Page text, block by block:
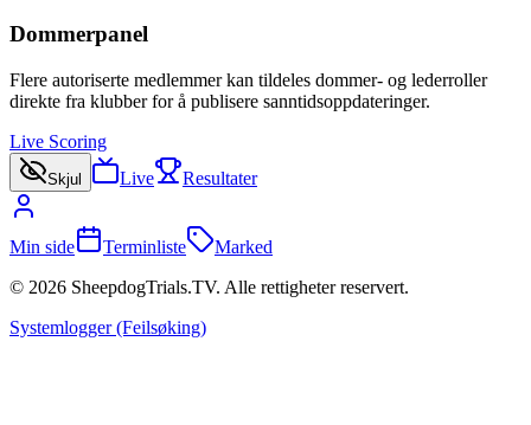
Dommerpanel
Flere autoriserte medlemmer kan tildeles dommer- og lederroller
direkte fra klubber for å publisere sanntidsoppdateringer.
Live Scoring
Skjul Live Resultater
Min side Terminliste
Marked
© 2026 SheepdogTrials.TV. Alle rettigheter reservert.
Systemlogger (Feilsøking)